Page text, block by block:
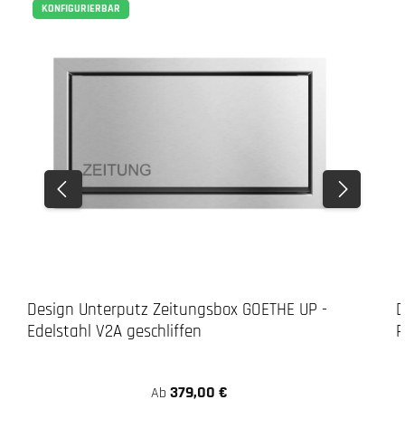
KONFIGURIERBAR
Design Unterputz Zeitungsbox GOETHE UP -
Edelstahl V2A geschliffen
Ab 379,00 €